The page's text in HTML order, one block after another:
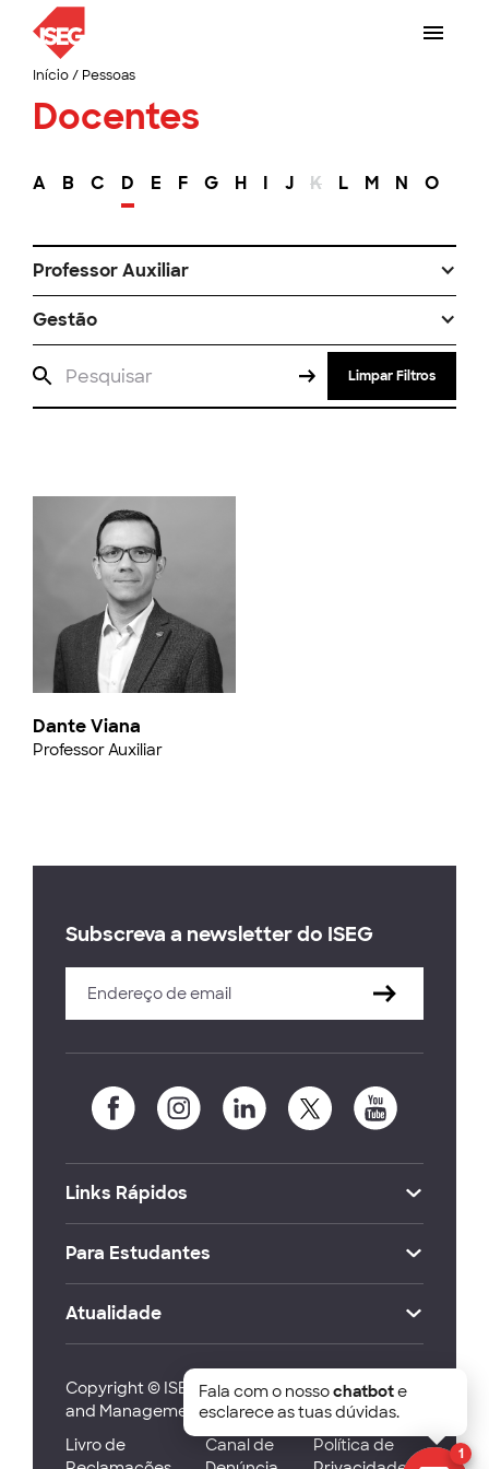
Início/ Pessoas
Docentes
A B C D E F G H I J K L M N O
Professor Auxiliar
Gestão
Limpar Filtros
Dante Viana
Professor Auxiliar
Subscreva a newsletter do ISEG
Links Rápidos
Para Estudantes
Atualidade
Copyright © ISEG Lisbon School of Economics
and Management 2026
Livro de
Canal de
Política de
1
Fala com o nossochatbote
esclarece as tuas dúvidas.